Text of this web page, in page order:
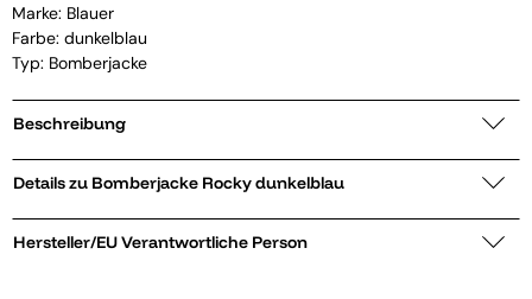
Marke: Blauer
Farbe: dunkelblau
Typ: Bomberjacke
Beschreibung
Details zu Bomberjacke Rocky dunkelblau
Hersteller/EU Verantwortliche Person